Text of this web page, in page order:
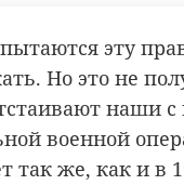
эту
Но это не
наши
военной
так же, как и в